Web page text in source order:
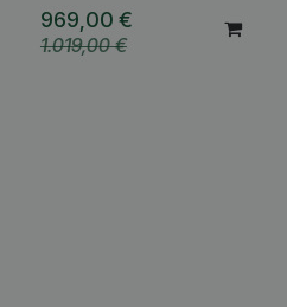
969,00 €
1.019,00€